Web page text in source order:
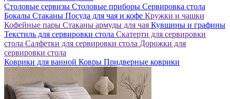
Столовые сервизы Столовые приборы Сервировка стола
Бокалы Стаканы Посуда для чая и кофе Кружки и чашки
Кофейные пары Стаканы армуды для чая Кувшины и графины
Текстиль для сервировки стола Скатерти для сервировки
стола Салфетки для сервировки стола Дорожки для
сервировки стола
Коврики для ванной Ковры Придверные коврики